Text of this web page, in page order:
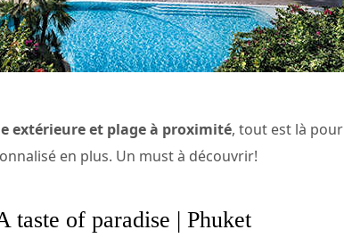
extérieure et plage à proximité, tout est là pour
en plus. Un must à découvrir!
taste of paradise | Phuket